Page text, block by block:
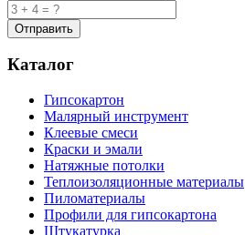
Каталог
Гипсокартон
Малярный инструмент
Клеевые смеси
Краски и эмали
Натяжные потолки
Теплоизоляционные материалы
Пиломатериалы
Профили для гипсокартона
Штукатурка